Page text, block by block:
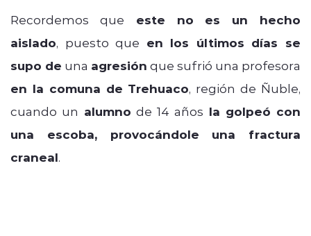
Recordemos que este no es un hecho
aislado, puesto que en los últimos días se
supo de una agresión que sufrió una profesora
en la comuna de Trehuaco, región de Ñuble,
cuando un alumno de 14 años la golpeó con
una escoba, provocándole una fractura
craneal.